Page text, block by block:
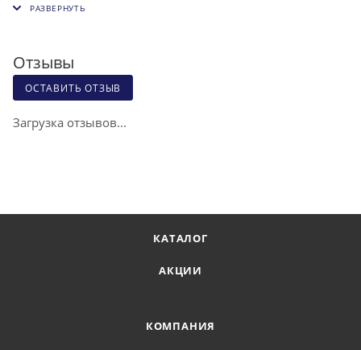
Отзывы
ОСТАВИТЬ ОТЗЫВ
Загрузка отзывов...
КАТАЛОГ
АКЦИИ
КОМПАНИЯ